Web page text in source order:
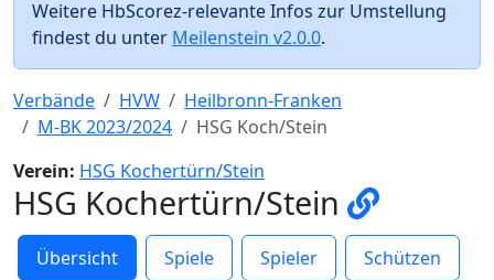
Weitere HbScorez-relevante Infos zur Umstellung
findest du unter Meilenstein v2.0.0.
Verbände HVW
Heilbronn-Franken
M-BK 2023/2024
HSG Koch/Stein
Verein: HSG Kochertürn/Stein
HSG Kochertürn/Stein
Übersicht Spiele Spieler Schützen